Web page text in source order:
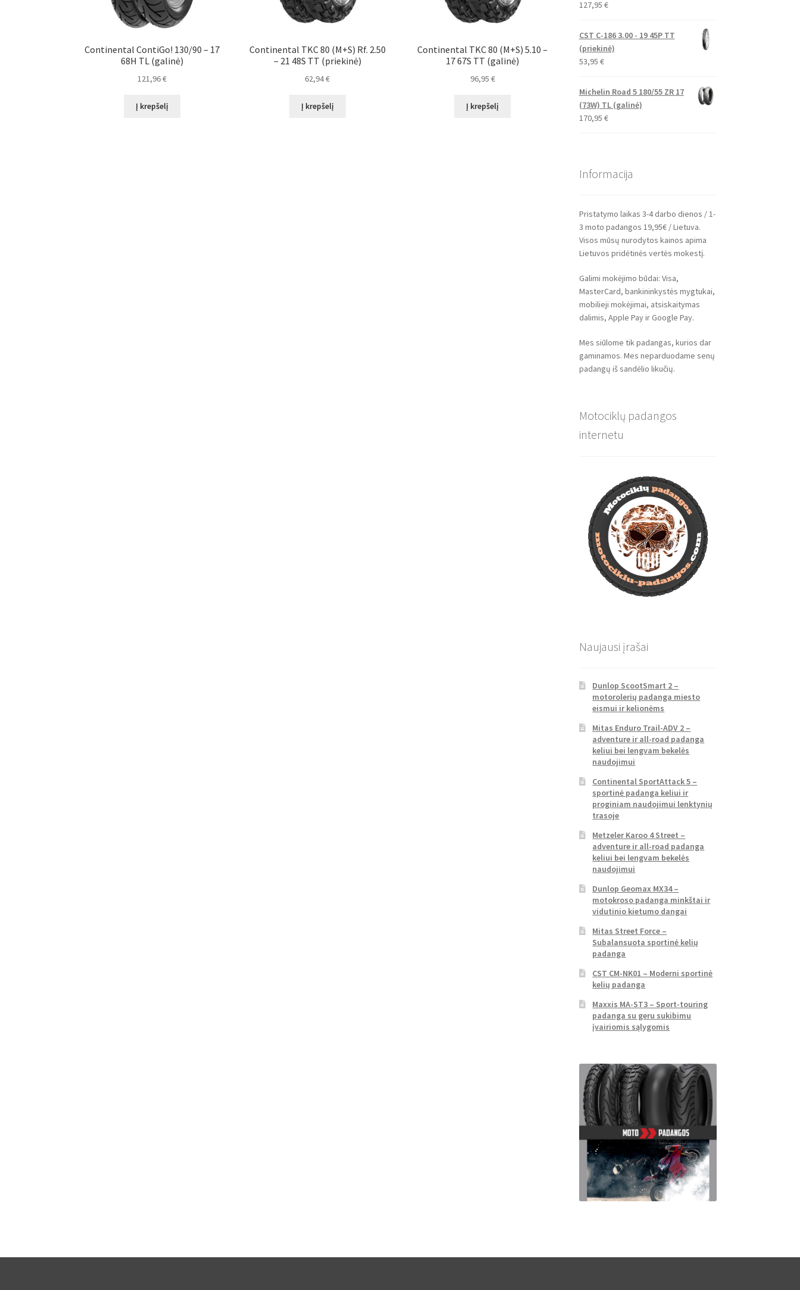
Continental ContiGo! 130/90 – 17
68H TL (galinė)
121,96€
Į krepšelį
Continental TKC 80 (M+S) Rf. 2.50
– 21 48S TT (priekinė)
62,94€
Į krepšelį
Continental TKC 80 (M+S) 5.10 –
17 67S TT (galinė)
96,95 €
Į krepšelį
127,95 €
CST C-186 3.00 - 19 45P TT
(priekinė)
53,95 €
Michelin Road 5 180/55 ZR 17
(73W) TL (galinė)
170,95 €
Informacija
Pristatymo laikas 3-4 darbo dienos / 1-
3 moto padangos 19,95€ / Lietuva.
Visos mūsų nurodytos kainos apima
Lietuvos pridėtinės vertės mokestį.
Galimi mokėjimo būdai: Visa,
MasterCard, bankininkystės mygtukai,
mobilieji mokėjimai, atsiskaitymas
dalimis, Apple Pay ir Google Pay.
Mes siūlome tik padangas, kurios dar
gaminamos. Mes neparduodame senų
padangų iš sandėlio likučių.
Motociklų padangos
internetu
Naujausi įrašai
Dunlop ScootSmart 2 –
motorolerių padanga miesto
eismui ir kelionėms
Mitas Enduro Trail-ADV 2 –
adventure ir all-road padanga
keliui bei lengvam bekelės
naudojimui
Continental SportAttack 5 –
sportinė padanga keliui ir
proginiam naudojimui lenktynių
trasoje
Metzeler Karoo 4 Street –
adventure ir all-road padanga
keliui bei lengvam bekelės
naudojimui
Dunlop Geomax MX34 –
motokroso padanga minkštai ir
vidutinio kietumo dangai
Mitas Street Force –
Subalansuota sportinė kelių
padanga
CST CM-NK01 – Moderni sportinė
kelių padanga
Maxxis MA-ST3 – Sport-touring
padanga su geru sukibimu
įvairiomis sąlygomis